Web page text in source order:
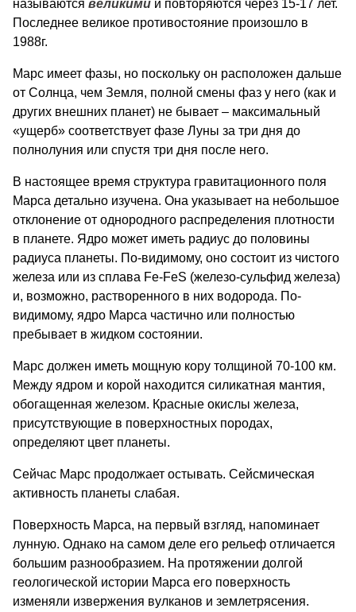
называются великими и повторяются через 15-17 лет.
Последнее великое противостояние произошло в
1988г.
Марс имеет фазы, но поскольку он расположен дальше
от Солнца, чем Земля, полной смены фаз у него (как и
других внешних планет) не бывает – максимальный
«ущерб» соответствует фазе Луны за три дня до
полнолуния или спустя три дня после него.
В настоящее время структура гравитационного поля
Марса детально изучена. Она указывает на небольшое
отклонение от однородного распределения плотности
в планете. Ядро может иметь радиус до половины
радиуса планеты. По-видимому, оно состоит из чистого
железа или из сплава Fe-FeS (железо-сульфид железа)
и, возможно, растворенного в них водорода. По-
видимому, ядро Марса частично или полностью
пребывает в жидком состоянии.
Марс должен иметь мощную кору толщиной 70-100 км.
Между ядром и корой находится силикатная мантия,
обогащенная железом. Красные окислы железа,
присутствующие в поверхностных породах,
определяют цвет планеты.
Сейчас Марс продолжает остывать. Сейсмическая
активность планеты слабая.
Поверхность Марса, на первый взгляд, напоминает
лунную. Однако на самом деле его рельеф отличается
большим разнообразием. На протяжении долгой
геологической истории Марса его поверхность
изменяли извержения вулканов и землетрясения.